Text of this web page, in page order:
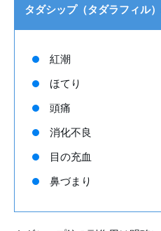
タダシップ（タダラフィル
紅潮
ほてり
頭痛
消化不良
目の充血
鼻づまり